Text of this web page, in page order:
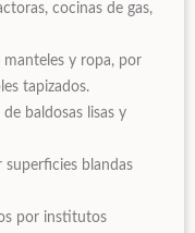
cocinas de gas,
y ropa, por
tapizados.
baldosas lisas y
blandas
por institutos